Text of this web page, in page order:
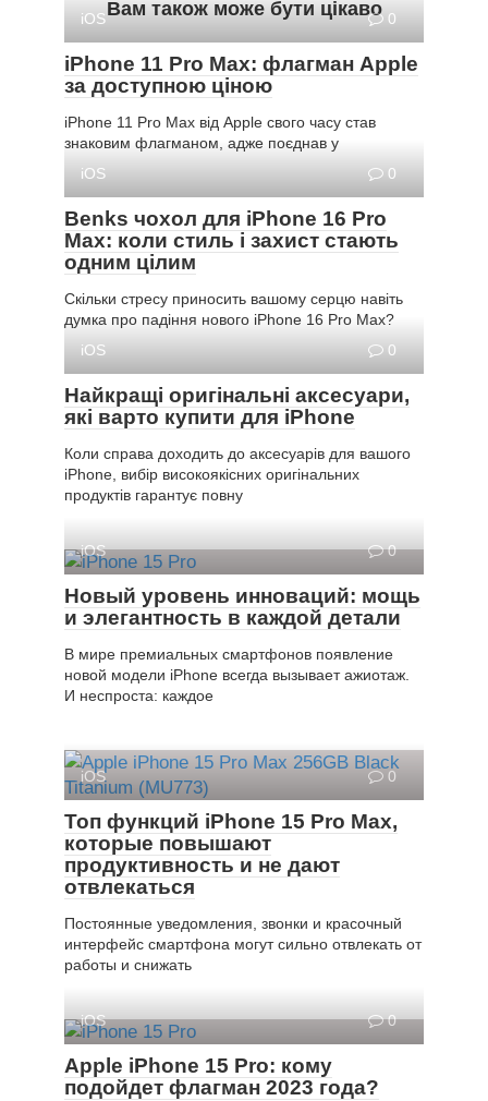
Вам також може бути цікаво
iOS 0
iPhone 11 Pro Max: флагман Apple
за доступною ціною
iPhone 11 Pro Max від Apple свого часу став
знаковим флагманом, адже поєднав у
iOS
0
Benks чохол для iPhone 16 Pro
Max: коли стиль і захист стають
одним цілим
Скільки стресу приносить вашому серцю навіть
думка про падіння нового iPhone 16 Pro Max?
iOS
0
Найкращі оригінальні аксесуари,
які варто купити для iPhone
Коли справа доходить до аксесуарів для вашого
iPhone, вибір високоякісних оригінальних
продуктів гарантує повну
iOS 0
Новый уровень инноваций: мощь
и элегантность в каждой детали
В мире премиальных смартфонов появление
новой модели iPhone всегда вызывает ажиотаж.
И неспроста: каждое
iOS 0
Топ функций iPhone 15 Pro Max,
которые повышают
продуктивность и не дают
отвлекаться
Постоянные уведомления, звонки и красочный
интерфейс смартфона могут сильно отвлекать от
работы и снижать
iOS 0
Apple iPhone 15 Pro: кому
подойдет флагман 2023 года?